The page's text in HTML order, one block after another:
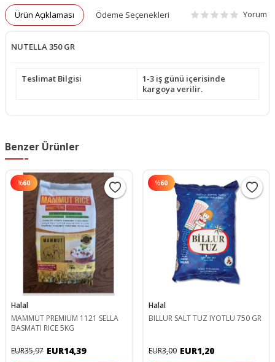
Ürün Açıklaması Ödeme Seçenekleri Yorum
NUTELLA 350 GR
Teslimat Bilgisi
1-3 iş günü içerisinde
kargoya verilir.
Benzer Ürünler
%60
Halal
MAMMUT PREMIUM 1121 SELLA
BASMATI RICE 5KG
EUR35,97 EUR14,39
%60
Halal
BILLUR SALT TUZ IYOTLU 750 GR
EUR3,00 EUR1,20